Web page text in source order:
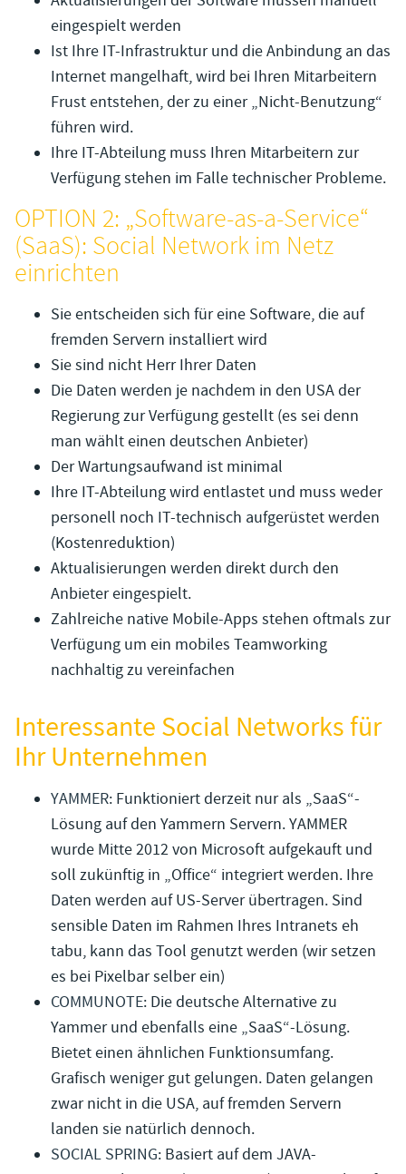
eingespielt werden
Ist Ihre IT-Infrastruktur und die Anbindung an das
Internet mangelhaft, wird bei Ihren Mitarbeitern
Frust entstehen, der zu einer „Nicht-Benutzung“
führen wird.
Ihre IT-Abteilung muss Ihren Mitarbeitern zur
Verfügung stehen im Falle technischer Probleme.
OPTION 2: „Software-as-a-Service“
(SaaS): Social Network im Netz
einrichten
Sie entscheiden sich für eine Software, die auf
fremden Servern installiert wird
Sie sind nicht Herr Ihrer Daten
Die Daten werden je nachdem in den USA der
Regierung zur Verfügung gestellt (es sei denn
man wählt einen deutschen Anbieter)
Der Wartungsaufwand ist minimal
Ihre IT-Abteilung wird entlastet und muss weder
personell noch IT-technisch aufgerüstet werden
(Kostenreduktion)
Aktualisierungen werden direkt durch den
Anbieter eingespielt.
Zahlreiche native Mobile-Apps stehen oftmals zur
Verfügung um ein mobiles Teamworking
nachhaltig zu vereinfachen
Interessante Social Networks für
Ihr Unternehmen
YAMMER: Funktioniert derzeit nur als „SaaS“-
Lösung auf den Yammern Servern. YAMMER
wurde Mitte 2012 von Microsoft aufgekauft und
soll zukünftig in „Office“ integriert werden. Ihre
Daten werden auf US-Server übertragen. Sind
sensible Daten im Rahmen Ihres Intranets eh
tabu, kann das Tool genutzt werden (wir setzen
es bei Pixelbar selber ein)
COMMUNOTE: Die deutsche Alternative zu
Yammer und ebenfalls eine „SaaS“-Lösung.
Bietet einen ähnlichen Funktionsumfang.
Grafisch weniger gut gelungen. Daten gelangen
zwar nicht in die USA, auf fremden Servern
landen sie natürlich dennoch.
SOCIAL SPRING: Basiert auf dem JAVA-